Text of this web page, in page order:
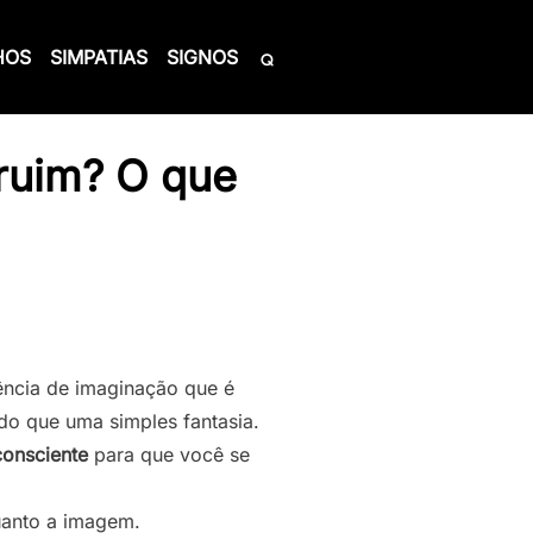
SIMPATIAS SIGNOS
O que
de imaginação que é
que uma simples fantasia.
para que você se
a imagem.